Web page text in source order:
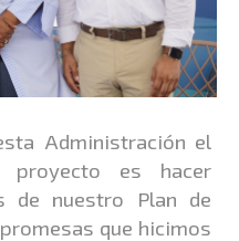
Administración el
proyecto es hacer
de nuestro Plan de
que hicimos